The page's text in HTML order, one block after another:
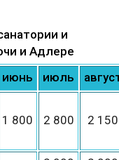
и
и Адлере
июнь июль
1 800 2 800 2 150